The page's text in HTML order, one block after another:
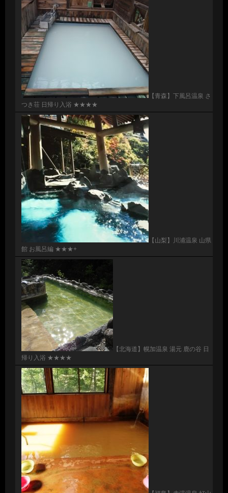
【青森】下風呂温泉 さ
つき荘 日帰り入浴 ★★★★
【山梨】川浦温泉 山県
館 お風呂編 ★★★+
【北海道】幌加温泉 湯元 鹿の谷 日
帰り入浴 ★★★★